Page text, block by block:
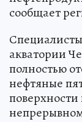
сообщает
акватории
полностью
нефтяные